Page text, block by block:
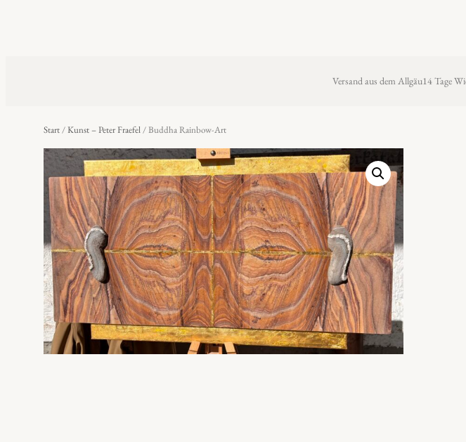
Versand aus dem Allgäu14 Tage
Start/Kunst – Peter Fraefel/ Buddha Rainbow-Art